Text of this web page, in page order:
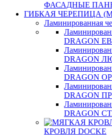
ФАСАДНЫЕ
ГИБКАЯ ЧЕРЕПИЦА
Ламинированная
DRAGON
DRAGON
DRAGON
DRAGON
DRAGON
КРОВЛЯ DOCKE